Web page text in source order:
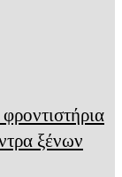
ξένων